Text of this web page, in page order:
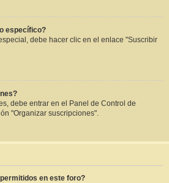
específico?
debe hacer clic en el enlace "Suscribir
debe entrar en el Panel de Control de
"Organizar suscripciones".
en este foro?